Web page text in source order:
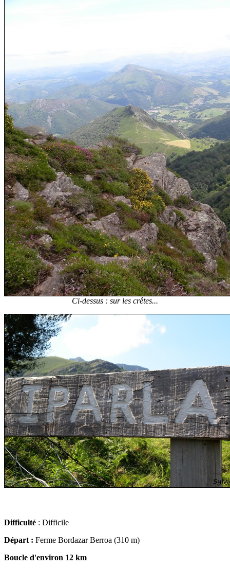
Ci-dessus : sur les crêtes...
Difficulté : Difficile
Départ : Ferme Bordazar Berroa (310 m)
Boucle d'environ 12 km